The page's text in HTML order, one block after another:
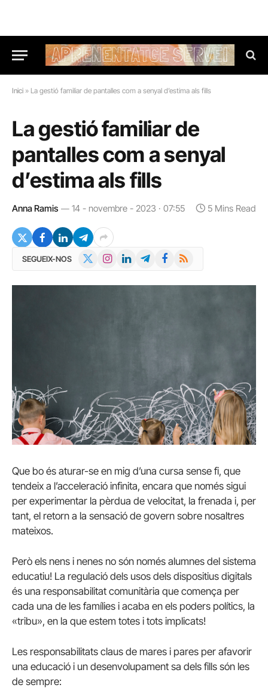
Inici » La gestió familiar de pantalles com a senyal d’estima als fills
La gestió familiar de
pantalles com a senyal
d’estima als fills
Anna Ramis 14 - novembre - 2023 · 07:55 5 Mins Read
SEGUEIX-NOS InstagramLinkedInTelegramFacebook
RSS
Que bo és aturar-se en mig d’una cursa sense fi, que
tendeix a l’acceleració infinita, encara que només sigui
per experimentar la pèrdua de velocitat, la frenada i, per
tant, el retorn a la sensació de govern sobre nosaltres
mateixos.
Però els nens i nenes no són només alumnes del sistema
educatiu! La regulació dels usos dels dispositius digitals
és una responsabilitat comunitària que comença per
cada una de les famílies i acaba en els poders polítics, la
«tribu», en la que estem totes i tots implicats!
Les responsabilitats claus de mares i pares per afavorir
una educació i un desenvolupament sa dels fills són les
de sempre: